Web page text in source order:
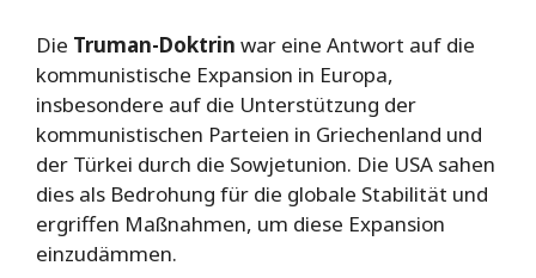
Die Truman-Doktrin war eine Antwort auf die
kommunistische Expansion in Europa,
insbesondere auf die Unterstützung der
kommunistischen Parteien in Griechenland und
der Türkei durch die Sowjetunion. Die USA sahen
dies als Bedrohung für die globale Stabilität und
ergriffen Maßnahmen, um diese Expansion
einzudämmen.